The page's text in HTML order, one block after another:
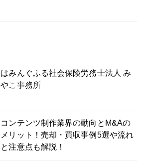
はみんぐふる社会保険労務士法人 み
やこ事務所
コンテンツ制作業界の動向とM&Aの
メリット！売却・買収事例5選や流れ
と注意点も解説！